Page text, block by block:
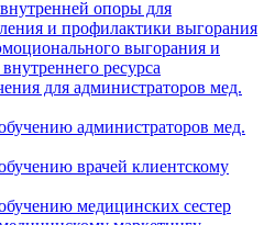
опоры для
и профилактики выгорания
выгорания и
ресурса
для администраторов мед.
администраторов мед.
врачей клиентскому
медицинских сестер